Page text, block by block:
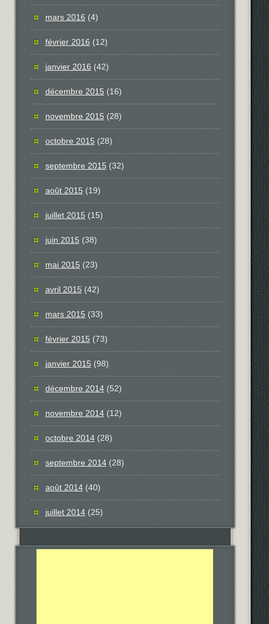
mars 2016 (4)
février 2016 (12)
janvier 2016 (42)
décembre 2015(16)
novembre 2015(28)
octobre 2015(28)
septembre 2015(32)
août 2015(19)
juillet 2015(15)
juin 2015(38)
mai 2015 (23)
avril 2015(42)
mars 2015(33)
février 2015(73)
janvier 2015(98)
décembre 2014(52)
novembre 2014(12)
octobre 2014(28)
septembre 2014(28)
août 2014(40)
juillet 2014(25)